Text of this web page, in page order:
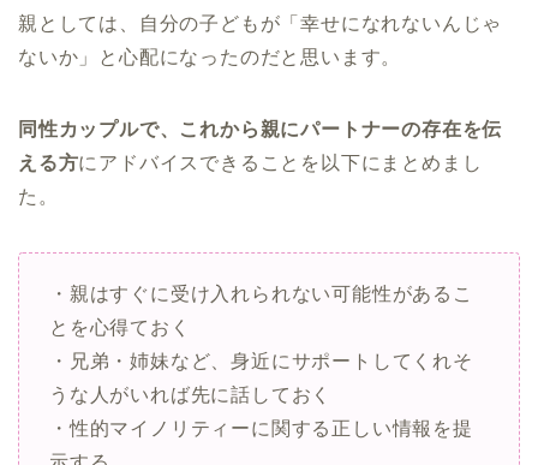
親としては、自分の子どもが「幸せになれないんじゃ
ないか」と心配になったのだと思います。
同性カップルで、これから親にパートナーの存在を伝
える方にアドバイスできることを以下にまとめまし
た。
・親はすぐに受け入れられない可能性があるこ
とを心得ておく
・兄弟・姉妹など、身近にサポートしてくれそ
うな人がいれば先に話しておく
・性的マイノリティーに関する正しい情報を提